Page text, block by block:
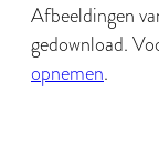
Afbeeldingen
gedownload.
opnemen.